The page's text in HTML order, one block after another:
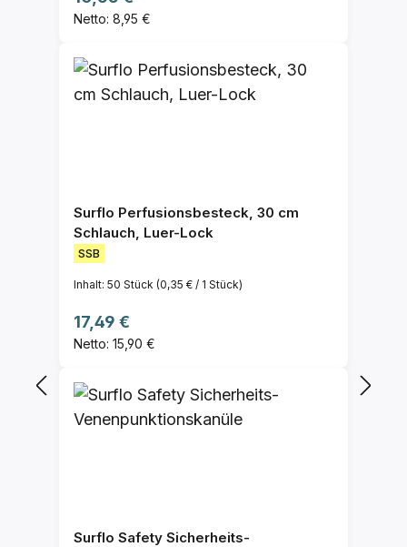
Netto: 8,95 €
Surflo Perfusionsbesteck, 30 cm
Schlauch, Luer-Lock
SSB
Inhalt: 50 Stück (0,35 € / 1 Stück)
Regulärer Preis:
17,49 €
Netto: 15,90 €
Surflo Safety Sicherheits-